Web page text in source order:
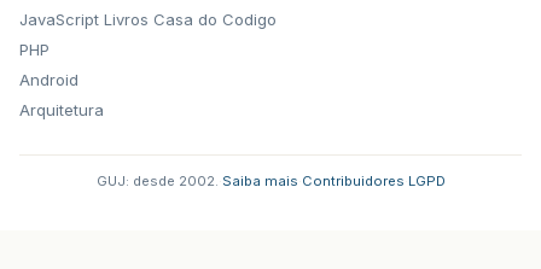
JavaScript
PHP
Android
Arquitetura
Livros Casa do Codigo
GUJ: desde 2002. Saiba mais Contribuidores LGPD